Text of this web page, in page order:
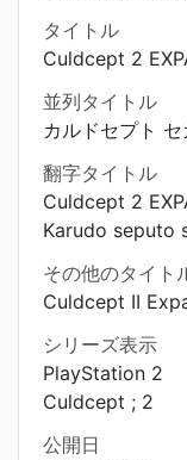
タイトル
Culdcept 2
並列タイトル
カルドセプト
翻字タイトル
Culdcept 2
Karudo seputo
その他のタイト
Culdcept II
シリーズ表示
PlayStation 2
Culdcept ; 2
公開日